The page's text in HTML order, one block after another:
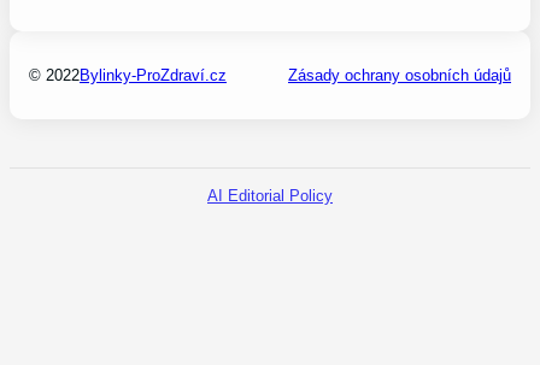
© 2022Bylinky-ProZdraví.cz Zásady ochrany osobních údajů
AI Editorial Policy